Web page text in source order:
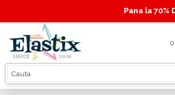
Pana la 70%